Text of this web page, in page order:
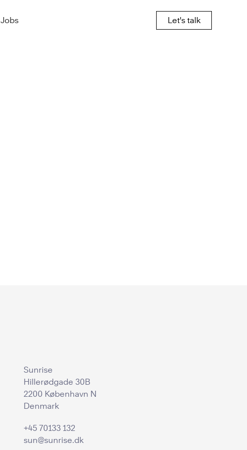
Jobs Let's talk
Sunrise
Hillerødgade 30B
2200 København N
Denmark
+45 70133 132
sun@sunrise.dk